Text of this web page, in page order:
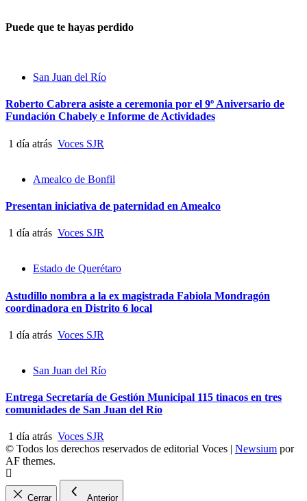
Puede que te hayas perdido
San Juan del Río
Roberto Cabrera asiste a ceremonia por el 9º Aniversario de
Fundación Chabely e Informe de Actividades
1 día atrás Voces SJR
Amealco de Bonfil
Presentan iniciativa de paternidad en Amealco
1 día atrás Voces SJR
Estado de Querétaro
Astudillo nombra a la ex magistrada Fabiola Mondragón
coordinadora en Distrito 6 local
1 día atrás Voces SJR
San Juan del Río
Entrega Secretaría de Gestión Municipal 115 tinacos en tres
comunidades de San Juan del Río
1 día atrás Voces SJR
© Todos los derechos reservados de editorial Voces | Newsium por
AF themes.
Cerrar Anterior